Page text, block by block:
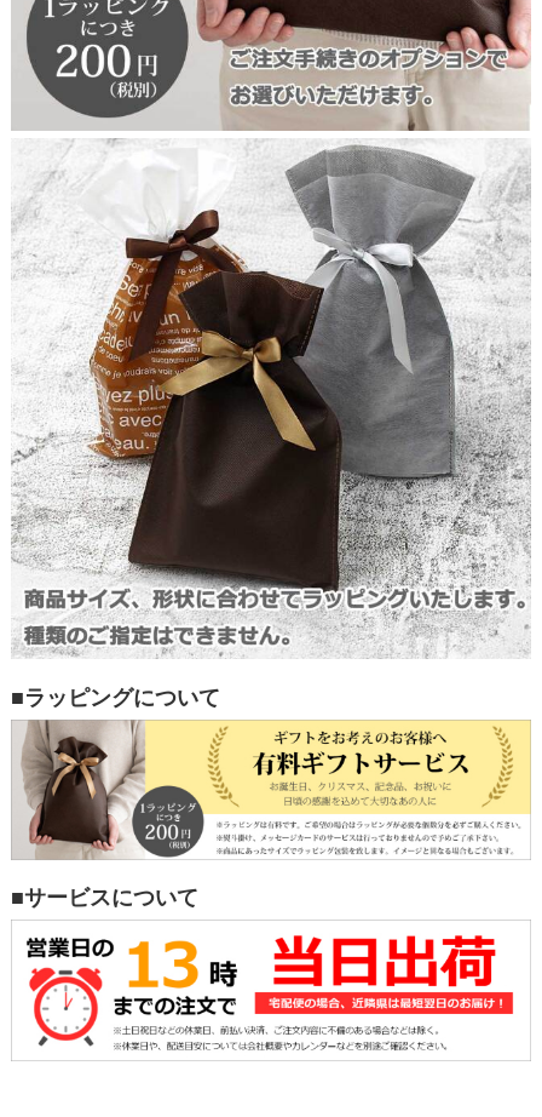
■ラッピングについて
■サービスについて